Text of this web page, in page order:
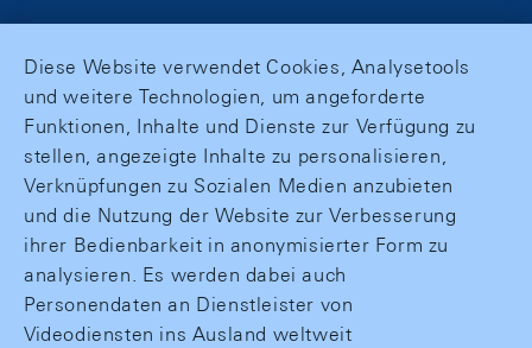
Diese Website verwendet Cookies, Analysetools
und weitere Technologien, um angeforderte
Funktionen, Inhalte und Dienste zur Verfügung zu
stellen, angezeigte Inhalte zu personalisieren,
Verknüpfungen zu Sozialen Medien anzubieten
und die Nutzung der Website zur Verbesserung
ihrer Bedienbarkeit in anonymisierter Form zu
analysieren. Es werden dabei auch
Personendaten an Dienstleister von
Videodiensten ins Ausland weltweit